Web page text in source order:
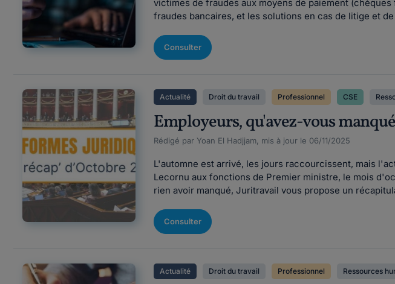
victimes de fraudes aux moyens de paiement
fraudes bancaires, et les solutions en cas de litige et
Consulter
Actualité Droit du travail Professionnel CSE
Employeurs, qu'avez-vous
Rédigé par Yoan El Hadjjam, mis à jour le 06/11/2025
L'automne est arrivé, les jours raccourcissent, mais
Lecornu aux fonctions de Premier ministre, le mois
rien avoir manqué, Juritravail vous propose un
Consulter
Actualité Droit du travail Professionnel Ressources